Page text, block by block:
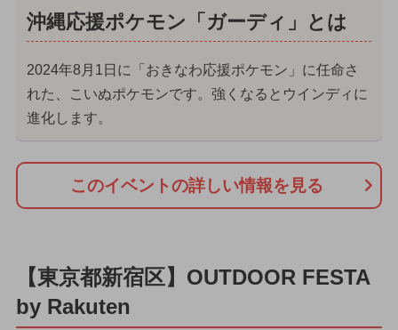
沖縄応援ポケモン「ガーディ」とは
2024年8月1日に「おきなわ応援ポケモン」に任命さ
れた、こいぬポケモンです。強くなるとウインディに
進化します。
このイベントの詳しい情報を見る
【東京都新宿区】OUTDOOR FESTA
by Rakuten